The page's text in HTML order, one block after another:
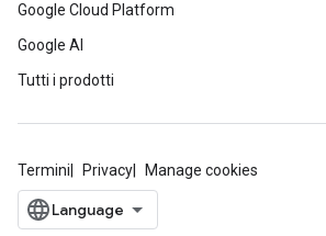
Google Cloud Platform
Google AI
Tutti i prodotti
Termini Privacy Manage cookies